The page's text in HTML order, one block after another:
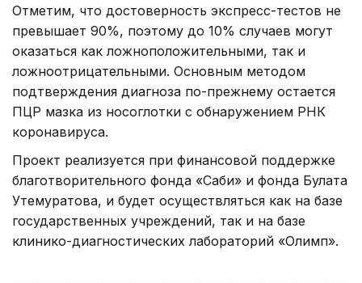
Отметим, что достоверность экспресс-тестов не
превышает 90%, поэтому до 10% случаев могут
оказаться как ложноположительными, так и
ложноотрицательными. Основным методом
подтверждения диагноза по-прежнему остается
ПЦР мазка из носоглотки с обнаружением РНК
коронавируса.
Проект реализуется при финансовой поддержке
благотворительного фонда «Cаби» и фонда Булата
Утемуратова, и будет осуществляться как на базе
государственных учреждений, так и на базе
клинико-диагностических лабораторий «Олимп».